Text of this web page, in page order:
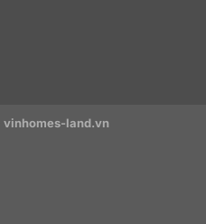
vinhomes-land.vn